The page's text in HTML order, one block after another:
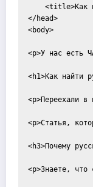
<title>Как
</head>
<body>
<p>У нас есть
<h1>Как найти
<p>Переехали
<p>Статья,
<h3>Почему
<p>Знаете, что